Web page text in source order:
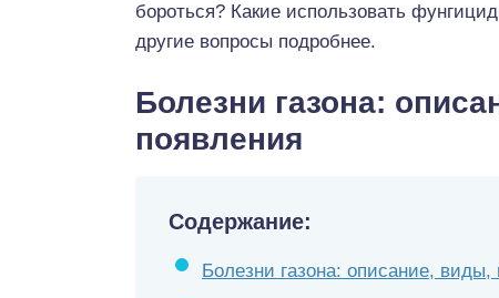
бороться? Какие использовать
другие вопросы подробнее.
Болезни газона:
появления
Содержание:
Болезни газона: описание,